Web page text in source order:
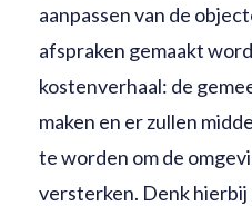
aanpassen van de
afspraken gemaakt
kostenverhaal: de
maken en er zullen
te worden om de
versterken. Denk